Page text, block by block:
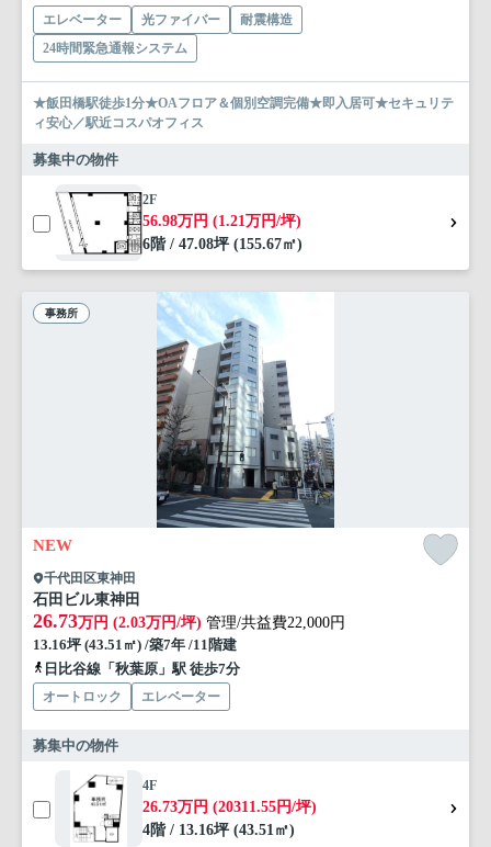
エレベーター 光ファイバー
耐震構造
24時間緊急通報システム
★飯田橋駅徒歩1分★OAフロア＆個別空調完備★即入居可★セキュリテ
ィ安心／駅近コスパオフィス
募集中の物件
2F
56.98万円 (1.21万円/坪)
6階 / 47.08坪 (155.67㎡)
事務所
NEW
千代田区東神田
石田ビル東神田
26.73万円 (2.03万円/坪) 管理/共益費22,000円
13.16坪 (43.51㎡) /築7年 /11階建
日比谷線「秋葉原」駅 徒歩7分
オートロック エレベーター
募集中の物件
4F
26.73万円 (20311.55円/坪)
4階 / 13.16坪 (43.51㎡)